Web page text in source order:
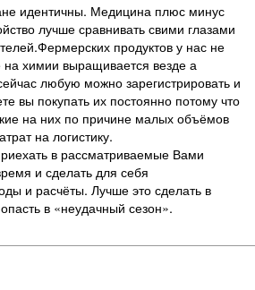
идентичны. Медицина плюс минус
лучше сравнивать свими глазами
продуктов у нас не
на химии выращивается везде а
любую можно зарегистрировать и
вы покупать их постоянно потому что
на них по причине малых объёмов
на логистику.
в рассматриваемые Вами
и сделать для себя
и расчёты. Лучше это сделать в
в «неудачный сезон».